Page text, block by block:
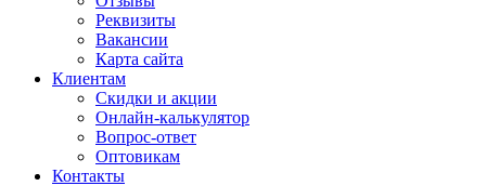
Реквизиты
Вакансии
Карта сайта
Клиентам
Скидки и акции
Онлайн-калькулятор
Вопрос-ответ
Оптовикам
Контакты